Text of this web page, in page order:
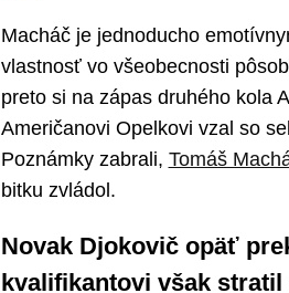
Macháč je jednoducho
vlastnosť vo všeobecnosti
preto si na zápas druhého kola
Američanovi Opelkovi vzal so
Poznámky zabrali, Tomáš
bitku zvládol.
Novak Djokovič opäť
kvalifikantovi však stratil